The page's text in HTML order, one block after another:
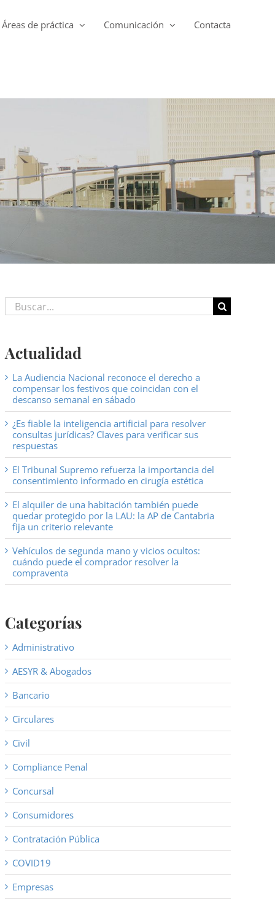
Áreas de práctica Comunicación Contacta
Buscar:
Actualidad
La Audiencia Nacional reconoce el derecho a
compensar los festivos que coincidan con el
descanso semanal en sábado
¿Es fiable la inteligencia artificial para resolver
consultas jurídicas? Claves para verificar sus
respuestas
El Tribunal Supremo refuerza la importancia del
consentimiento informado en cirugía estética
El alquiler de una habitación también puede
quedar protegido por la LAU: la AP de Cantabria
fija un criterio relevante
Vehículos de segunda mano y vicios ocultos:
cuándo puede el comprador resolver la
compraventa
Categorías
Administrativo
AESYR & Abogados
Bancario
Circulares
Civil
Compliance Penal
Concursal
Consumidores
Contratación Pública
COVID19
Empresas